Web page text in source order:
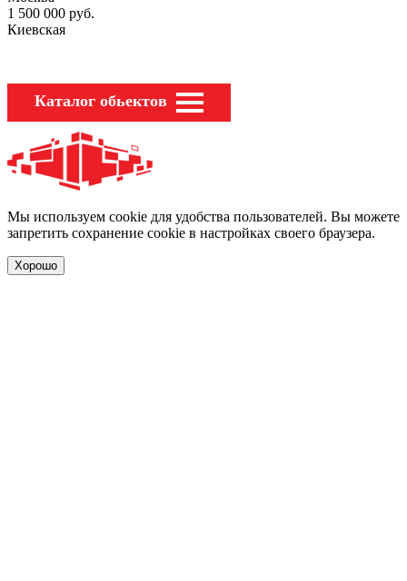
1 500 000 руб.
Киевская
Каталог обьектов
Мы используем cookie для удобства пользователей. Вы можете
запретить сохранение cookie в настройках своего браузера.
Хорошо